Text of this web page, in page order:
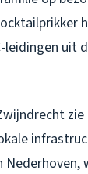
uit